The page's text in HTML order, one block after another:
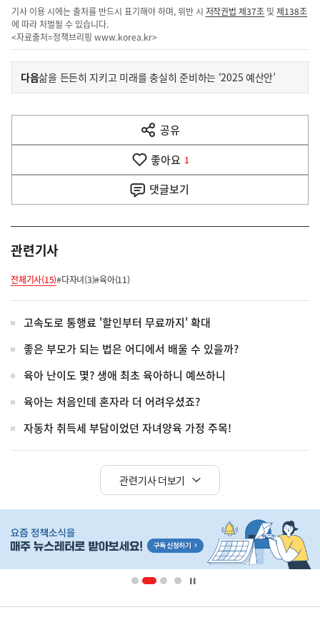
기사 이용 시에는 출처를 반드시 표기해야 하며, 위반 시 저작권법 제37조 및제138조
에 따라 처벌될 수 있습니다.
<자료출처=정책브리핑 www.korea.kr>
이
전
다
음
다음기
삶을 든든히 지키고 미래를 충실히 준비하는 ‘2025 예산안’
공유
열
기
좋아요 1
댓글보기
관련기사
전체기사(15)#다자녀(3)#육아(11)
고속도로 통행료 '할인부터 무료까지' 확대
좋은 부모가 되는 법은 어디에서 배울 수 있을까?
육아 난이도 몇? 생애 최초 육아하니 예쓰하니
육아는 처음인데 혼자라 더 어려우셨죠?
자동차 취득세 부담이었던 자녀양육 가정 주목!
관련기사 더보기
단
배
영